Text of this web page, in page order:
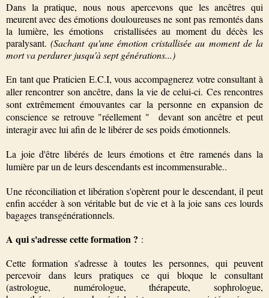
Dans la pratique, nous nous apercevons que les ancêtres qui
meurent avec des émotions douloureuses ne sont pas remontés dans
la lumière, les émotions cristallisées au moment du décès les
paralysant.(Sachant qu'une émotion cristallisée au moment de la
mort va perdurer jusqu'à sept générations...)
En tant que Praticien E.C.I, vous accompagnerez votre consultant à
aller rencontrer son ancêtre, dans la vie de celui-ci. Ces rencontres
sont extrêmement émouvantes car la personne en expansion de
conscience se retrouve "réellement " devant son ancêtre et peut
interagir avec lui afin de le libérer de ses poids émotionnels.
La joie d'être libérés de leurs émotions et être ramenés dans la
lumière par un de leurs descendants est incommensurable..
Une réconciliation et libération s'opèrent pour le descendant, il peut
enfin accéder à son véritable but de vie et à la joie sans ces lourds
bagages transgénérationnels.
A qui s'adresse cette formation ? :
Cette formation s'adresse à toutes les personnes, qui peuvent
percevoir dans leurs pratiques ce qui bloque le consultant
(astrologue, numérologue, thérapeute, sophrologue,